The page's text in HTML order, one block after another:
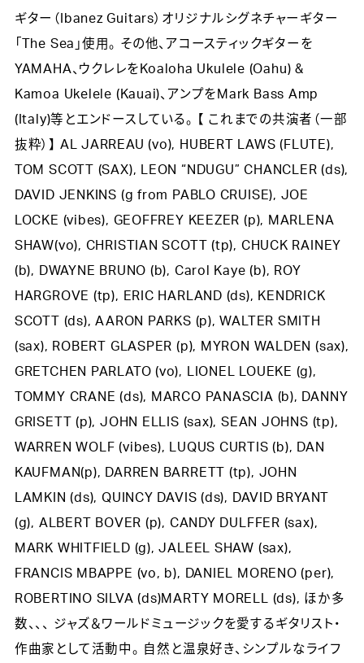
ギター（Ibanez Guitars）オリジナルシグネチャーギター
「The Sea」使用。 その他、アコースティックギターを
YAMAHA、ウクレレをKoaloha Ukulele (Oahu) &
Kamoa Ukelele (Kauai)、アンプをMark Bass Amp
(Italy)等とエンドースしている。 【 これまでの共演者（一部
抜粋）】 AL JARREAU (vo), HUBERT LAWS (FLUTE),
TOM SCOTT (SAX), LEON “NDUGU” CHANCLER (ds),
DAVID JENKINS (g from PABLO CRUISE), JOE
LOCKE (vibes), GEOFFREY KEEZER (p), MARLENA
SHAW(vo), CHRISTIAN SCOTT (tp), CHUCK RAINEY
(b), DWAYNE BRUNO (b), Carol Kaye (b), ROY
HARGROVE (tp), ERIC HARLAND (ds), KENDRICK
SCOTT (ds), AARON PARKS (p), WALTER SMITH
(sax), ROBERT GLASPER (p), MYRON WALDEN (sax),
GRETCHEN PARLATO (vo), LIONEL LOUEKE (g),
TOMMY CRANE (ds), MARCO PANASCIA (b), DANNY
GRISETT (p), JOHN ELLIS (sax), SEAN JOHNS (tp),
WARREN WOLF (vibes), LUQUS CURTIS (b), DAN
KAUFMAN(p), DARREN BARRETT (tp), JOHN
LAMKIN (ds), QUINCY DAVIS (ds), DAVID BRYANT
(g), ALBERT BOVER (p), CANDY DULFFER (sax),
MARK WHITFIELD (g), JALEEL SHAW (sax),
FRANCIS MBAPPE (vo, b), DANIEL MORENO (per),
ROBERTINO SILVA (ds)MARTY MORELL (ds), ほか多
数、、、 ジャズ＆ワールドミュージックを愛するギタリスト・
作曲家として活動中。 自然と温泉好き、シンプルなライフ